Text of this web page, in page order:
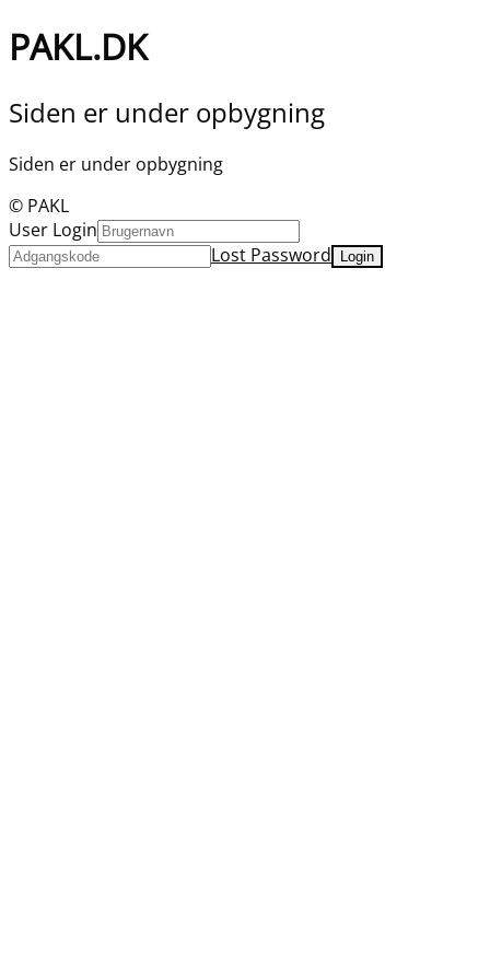
PAKL.DK
Siden er under opbygning
Siden er under opbygning
© PAKL
User Login
Lost Password